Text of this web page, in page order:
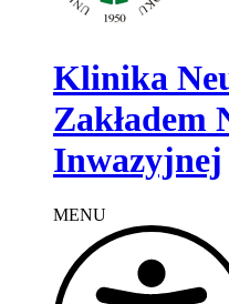
Klinika
Zakładem
Inwazyjnej
MENU